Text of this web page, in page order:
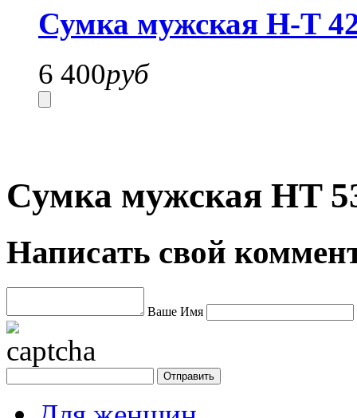
Сумка мужская H-T
6 400руб
Сумка мужская HT
Написать свой
Ваше Имя